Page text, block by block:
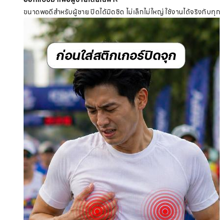
ขนาดพอดีสำหรับผู้ชาย ปิดได้มิดชิด ไม่เล็กไม่ใหญ่ ใช้งานได้จริงกับทุ